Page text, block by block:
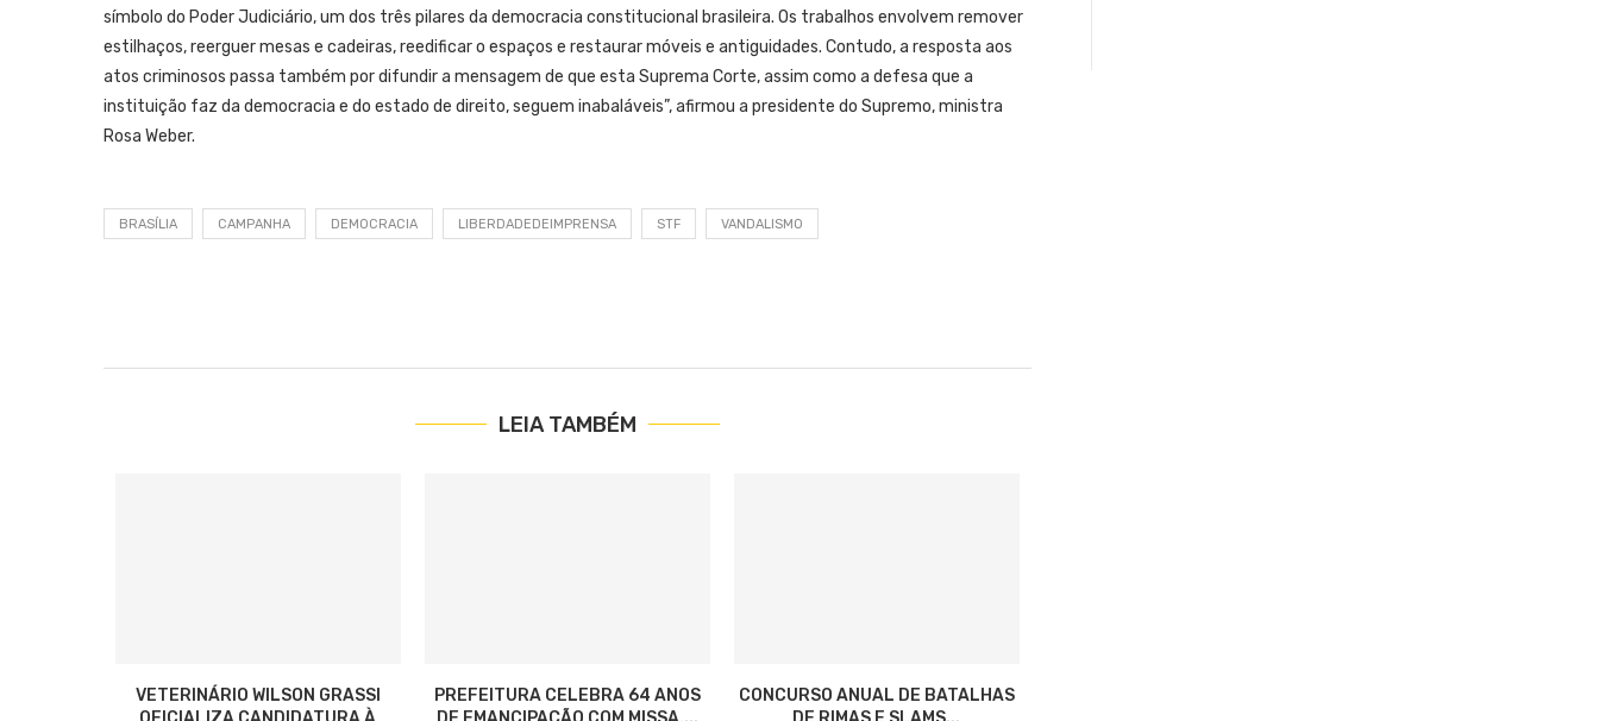
símbolo do Poder Judiciário, um dos três pilares da democracia constitucional brasileira. Os trabalhos envolvem remover
estilhaços, reerguer mesas e cadeiras, reedificar o espaços e restaurar móveis e antiguidades. Contudo, a resposta aos
atos criminosos passa também por difundir a mensagem de que esta Suprema Corte, assim como a defesa que a
instituição faz da democracia e do estado de direito, seguem inabaláveis”, afirmou a presidente do Supremo, ministra
Rosa Weber.
BRASÍLIA CAMPANHA DEMOCRACIA LIBERDADEDEIMPRENSA STF VANDALISMO
LEIA TAMBÉM
VETERINÁRIO WILSON GRASSI
PREFEITURA CELEBRA 64 ANOS
CONCURSO ANUAL DE BATALHAS